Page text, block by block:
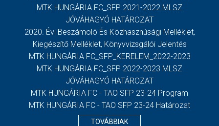
MTK HUNGÁRIA FC_SFP 2021-2022 MLSZ
JÓVÁHAGYÓ HATÁROZAT
2020. Évi Beszámoló És Közhasznúsági Melléklet,
Kiegészítő Melléklet, Könyvvizsgálói Jelentés
MTK HUNGÁRIA FC_SFP_KERELEM_2022-2023
MTK HUNGÁRIA FC_SFP 2022-2023 MLSZ
JÓVÁHAGYÓ HATÁROZAT
MTK HUNGÁRIA FC - TAO SFP 23-24 Program
MTK HUNGÁRIA FC - TAO SFP 23-24 Határozat
TOVÁBBIAK